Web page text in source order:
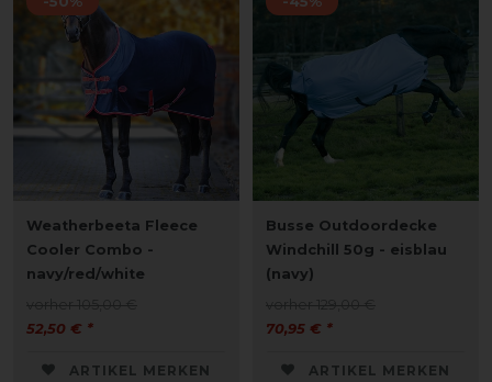
Weatherbeeta Fleece
Cooler Combo -
navy/red/white
52,50 € *
ARTIKEL MERKEN
Busse Outdoordecke
Windchill 50g - eisblau
(navy)
70,95 € *
ARTIKEL MERKEN